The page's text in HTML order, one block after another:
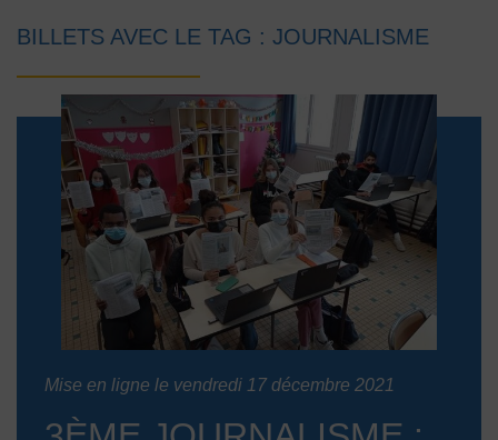
BILLETS AVEC LE TAG : JOURNALISME
Mise en ligne le vendredi 17 décembre 2021